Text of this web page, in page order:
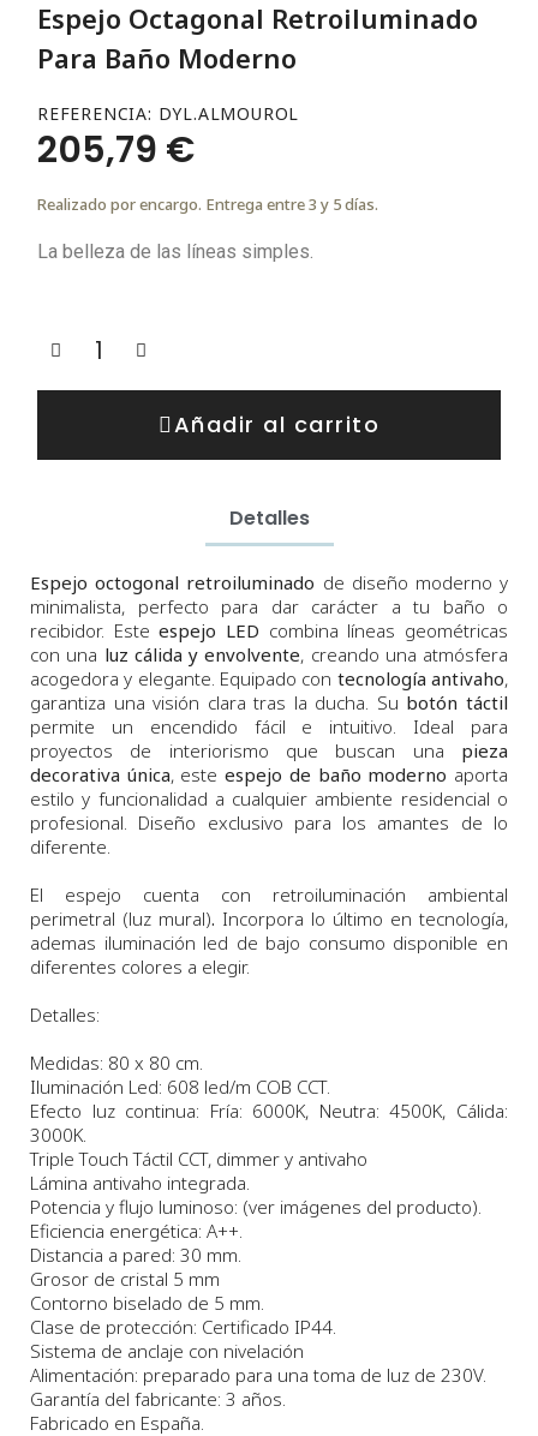
Espejo Octagonal Retroiluminado
Para Baño Moderno
REFERENCIA DYL.ALMOUROL
205,79 €
Realizado por encargo. Entrega entre 3 y 5 días.
La belleza de las líneas simples.
Añadir al carrito
Detalles
Espejo octogonal retroiluminado de diseño moderno y
minimalista, perfecto para dar carácter a tu baño o
recibidor. Esteespejo LED combina líneas geométricas
con una luz cálida y envolvente, creando una atmósfera
acogedora y elegante. Equipado con tecnología antivaho,
garantiza una visión clara tras la ducha. Su botón táctil
permite un encendido fácil e intuitivo. Ideal para
proyectos de interiorismo que buscan una pieza
decorativa única, esteespejo de baño moderno aporta
estilo y funcionalidad a cualquier ambiente residencial o
profesional. Diseño exclusivo para los amantes de lo
diferente.
El espejo cuenta con retroiluminación ambiental
perimetral (luz mural). Incorpora lo último en tecnología,
ademas iluminación led de bajo consumo disponible en
diferentes colores a elegir.
Detalles:
Medidas: 80 x 80 cm.
Iluminación Led: 608 led/m COB CCT.
Efecto luz continua: Fría: 6000K, Neutra: 4500K, Cálida:
3000K.
Triple Touch Táctil CCT, dimmer y antivaho
Lámina antivaho integrada.
Potencia y flujo luminoso: (ver imágenes del producto).
Eficiencia energética: A++.
Distancia a pared: 30 mm.
Grosor de cristal 5 mm
Contorno biselado de 5 mm.
Clase de protección: Certificado IP44.
Sistema de anclaje con nivelación
Alimentación: preparado para una toma de luz de 230V.
Garantía del fabricante: 3 años.
Fabricado en España.